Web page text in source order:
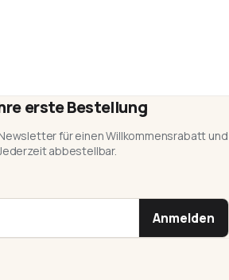
erste Bestellung
für einen Willkommensrabatt und
abbestellbar.
Anmelden